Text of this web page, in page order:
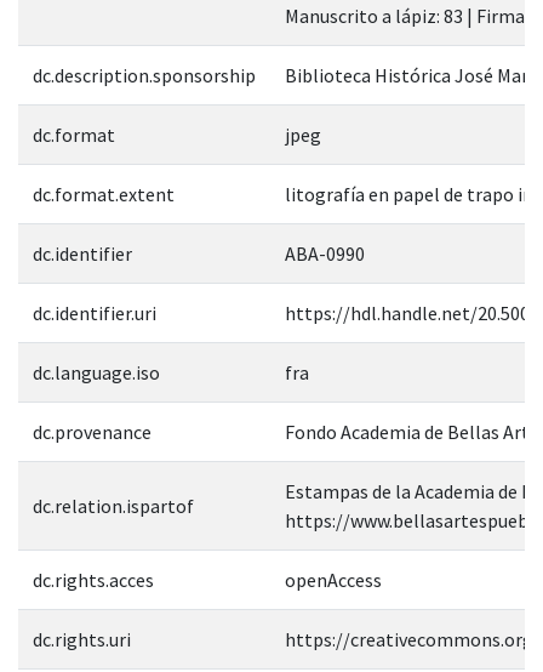
Manuscrito a lápiz: 83 | Firmas:
dc.description.sponsorship Biblioteca Histórica José
dc.format jpeg
dc.format.extent litografía en papel de trapo
dc.identifier ABA-0990
dc.identifier.uri https://hdl.handle.net/
dc.language.iso fra
dc.provenance Fondo Academia de Bellas
dc.relation.ispartof
Estampas de la Academia de
https://
dc.rights.acces openAccess
dc.rights.uri https://